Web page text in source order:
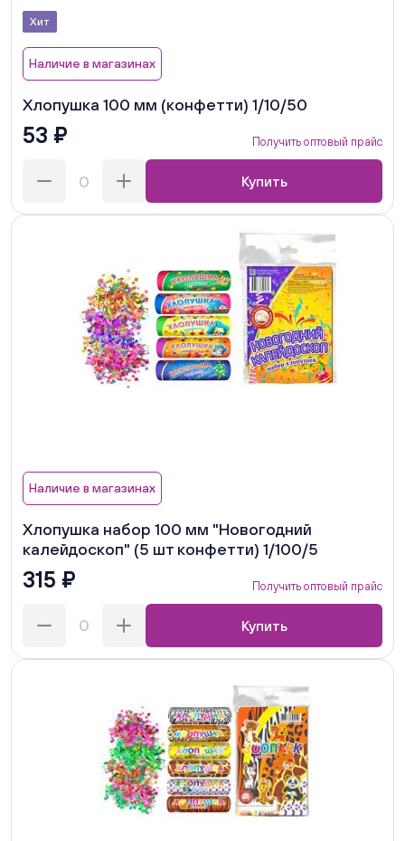
Хит
Наличие в магазинах
Хлопушка 100 мм (конфетти) 1/10/50
53 ₽ Получить оптовый прайс
Купить
Наличие в магазинах
Хлопушка набор 100 мм "Новогодний
калейдоскоп" (5 шт конфетти) 1/100/5
315 ₽ Получить оптовый прайс
Купить